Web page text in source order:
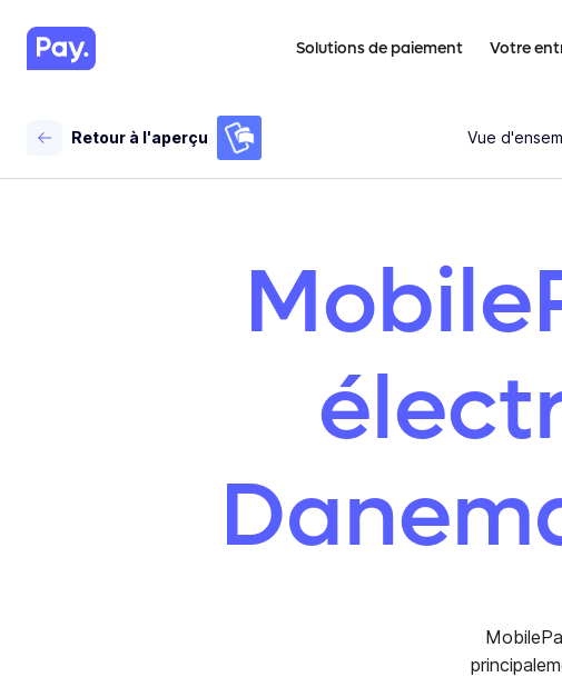
Solutions de paiement Votre
Retour à l'aperçu Vue